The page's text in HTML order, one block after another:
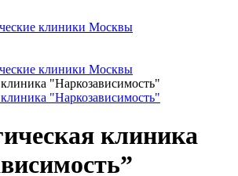
клиники Москвы
клиники Москвы
клиника